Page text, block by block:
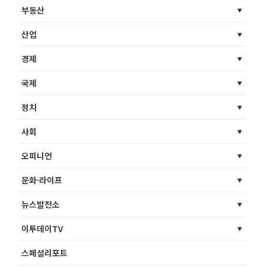
부동산
산업
경제
국제
정치
사회
오피니언
문화·라이프
뉴스발전소
이투데이TV
스페셜리포트